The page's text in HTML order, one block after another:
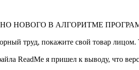
НОВОГО В АЛГОРИТМЕ
труд, покажите свой товар лицом.
ReadMe я пришел к выводу, что